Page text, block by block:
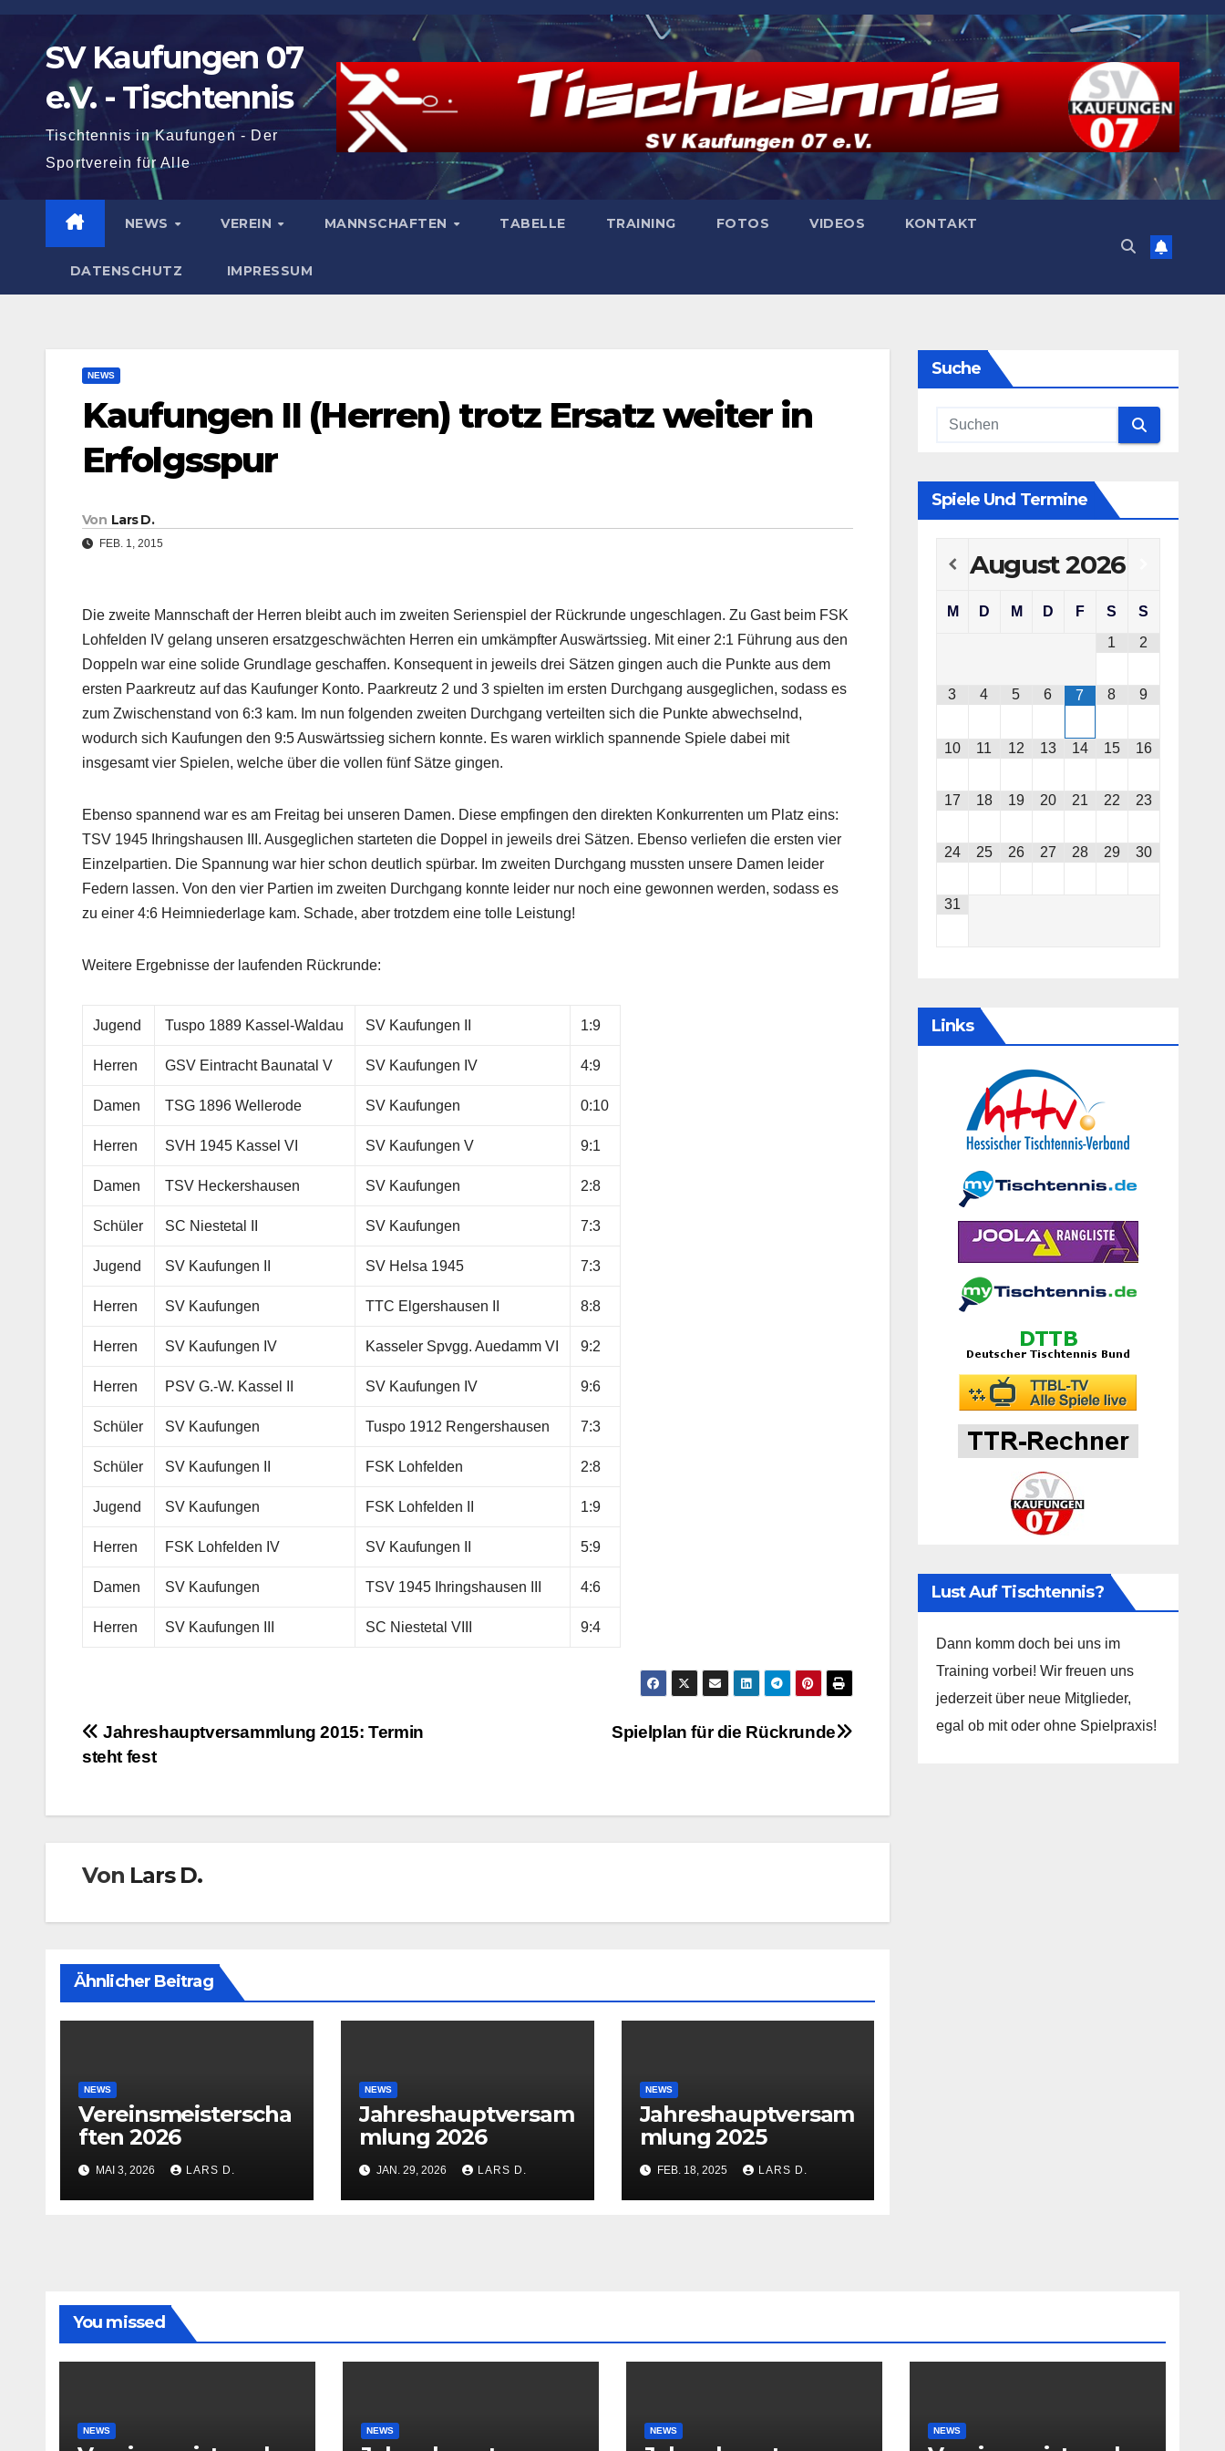
Zum
springenSV Kaufungen 07
e.V. - Tischtennis
Tischtennis in Kaufungen - Der
Sportverein für Alle
NEWS VEREIN MANNSCHAFTEN TABELLE TRAINING FOTOS VIDEOS KONTAKT
DATENSCHUTZ IMPRESSUM
NEWS
Kaufungen II (Herren) trotz Ersatz weiter in
Erfolgsspur
Von Lars D.
FEB. 1, 2015
Die zweite Mannschaft der Herren bleibt auch im zweiten Serienspiel der Rückrunde ungeschlagen. Zu Gast beim FSK
Lohfelden IV gelang unseren ersatzgeschwächten Herren ein umkämpfter Auswärtssieg. Mit einer 2:1 Führung aus den
Doppeln war eine solide Grundlage geschaffen. Konsequent in jeweils drei Sätzen gingen auch die Punkte aus dem
ersten Paarkreutz auf das Kaufunger Konto. Paarkreutz 2 und 3 spielten im ersten Durchgang ausgeglichen, sodass es
zum Zwischenstand von 6:3 kam. Im nun folgenden zweiten Durchgang verteilten sich die Punkte abwechselnd,
wodurch sich Kaufungen den 9:5 Auswärtssieg sichern konnte. Es waren wirklich spannende Spiele dabei mit
insgesamt vier Spielen, welche über die vollen fünf Sätze gingen.
Ebenso spannend war es am Freitag bei unseren Damen. Diese empfingen den direkten Konkurrenten um Platz eins:
TSV 1945 Ihringshausen III. Ausgeglichen starteten die Doppel in jeweils drei Sätzen. Ebenso verliefen die ersten vier
Einzelpartien. Die Spannung war hier schon deutlich spürbar. Im zweiten Durchgang mussten unsere Damen leider
Federn lassen. Von den vier Partien im zweiten Durchgang konnte leider nur noch eine gewonnen werden, sodass es
zu einer 4:6 Heimniederlage kam. Schade, aber trotzdem eine tolle Leistung!
Weitere Ergebnisse der laufenden Rückrunde:
Jugend Tuspo 1889 Kassel-Waldau SV Kaufungen II 1:9
Herren GSV Eintracht Baunatal V SV Kaufungen IV 4:9
Damen TSG 1896 Wellerode SV Kaufungen 0:10
Herren SVH 1945 Kassel VI SV Kaufungen V 9:1
Damen TSV Heckershausen SV Kaufungen 2:8
Schüler SC Niestetal II SV Kaufungen 7:3
Jugend SV Kaufungen II SV Helsa 1945 7:3
Herren SV Kaufungen TTC Elgershausen II 8:8
Herren SV Kaufungen IV Kasseler Spvgg. Auedamm VI 9:2
Herren PSV G.-W. Kassel II SV Kaufungen IV 9:6
Schüler SV Kaufungen Tuspo 1912 Rengershausen 7:3
Schüler SV Kaufungen II FSK Lohfelden 2:8
Jugend SV Kaufungen FSK Lohfelden II 1:9
Herren FSK Lohfelden IV SV Kaufungen II 5:9
Damen SV Kaufungen TSV 1945 Ihringshausen III 4:6
Herren SV Kaufungen III SC Niestetal VIII 9:4
Beitragsnavigation Spielplan für die Rückrunde
Jahreshauptversammlung 2015: Termin
steht fest
Von Lars D.
Ähnlicher Beitrag
NEWS
Vereinsmeisterscha
ften 2026
MAI 3, 2026 LARS D.
NEWS
Jahreshauptversam
mlung 2026
JAN. 29, 2026 LARS D.
NEWS
Jahreshauptversam
mlung 2025
FEB. 18, 2025 LARS D.
Suche
Spiele Und Termine
August2026
M D M D F S
S
1
2
3 4 5 6 7 8 9
10 11 12 13 14 15 16
17 18 19 20 21 22 23
24 25 26 27 28 29 30
31
Links
Lust Auf Tischtennis?
Dann komm doch bei uns im
Training vorbei! Wir freuen uns
jederzeit über neue Mitglieder,
egal ob mit oder ohne Spielpraxis!
You missed
NEWS NEWS NEWS NEWS